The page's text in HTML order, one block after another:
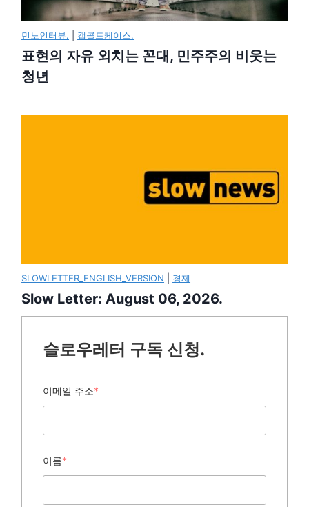
민노인터뷰. 캡콜드케이스.
표현의 자유 외치는 꼰대, 민주주의 비웃는
청년
SLOWLETTER_ENGLISH_VERSION 경제
Slow Letter: August 06, 2026.
슬로우레터 구독 신청.
이메일 주소*
이름*